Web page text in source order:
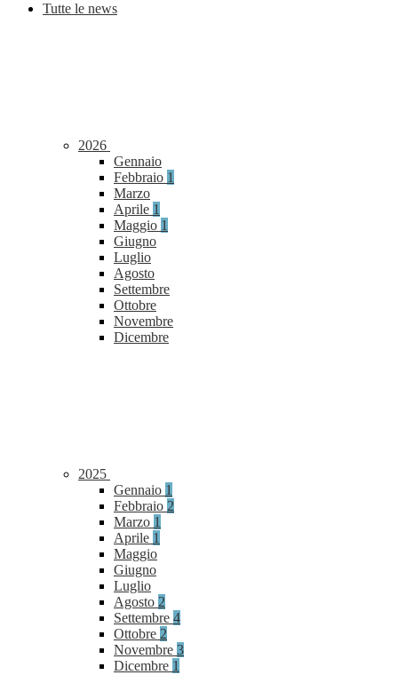
Tutte le news
2026
Gennaio
Febbraio 1
Marzo
Aprile 1
Maggio 1
Giugno
Luglio
Agosto
Settembre
Ottobre
Novembre
Dicembre
2025
Gennaio 1
Febbraio 2
Marzo 1
Aprile 1
Maggio
Giugno
Luglio
Agosto 2
Settembre 4
Ottobre 2
Novembre 3
Dicembre 1